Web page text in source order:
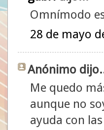
Omnímodo
28 de mayo
Anónimo
Me quedo
aunque no
ayuda con